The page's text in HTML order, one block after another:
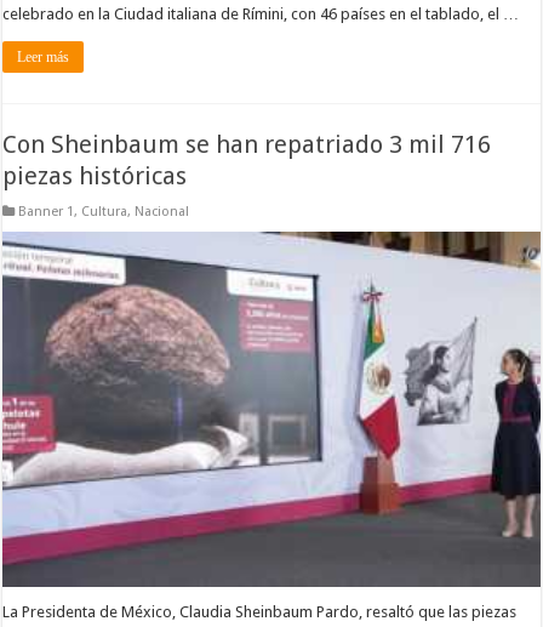
celebrado en la Ciudad italiana de Rímini, con 46 países en el tablado, el …
Leer más
Con Sheinbaum se han repatriado 3 mil 716
piezas históricas
Banner 1, Cultura, Nacional
La Presidenta de México, Claudia Sheinbaum Pardo, resaltó que las piezas